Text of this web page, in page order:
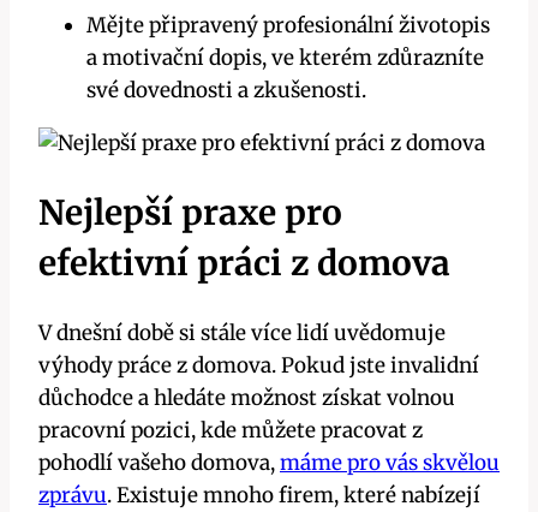
Mějte připravený profesionální životopis
a motivační dopis, ve kterém zdůrazníte
své dovednosti a zkušenosti.
Nejlepší praxe pro
efektivní práci z domova
V dnešní době si stále více lidí uvědomuje
výhody práce z domova. Pokud jste invalidní
důchodce a hledáte možnost získat volnou
pracovní pozici, kde můžete pracovat z
pohodlí vašeho domova,máme pro vás skvělou
zprávu. Existuje mnoho firem, které nabízejí